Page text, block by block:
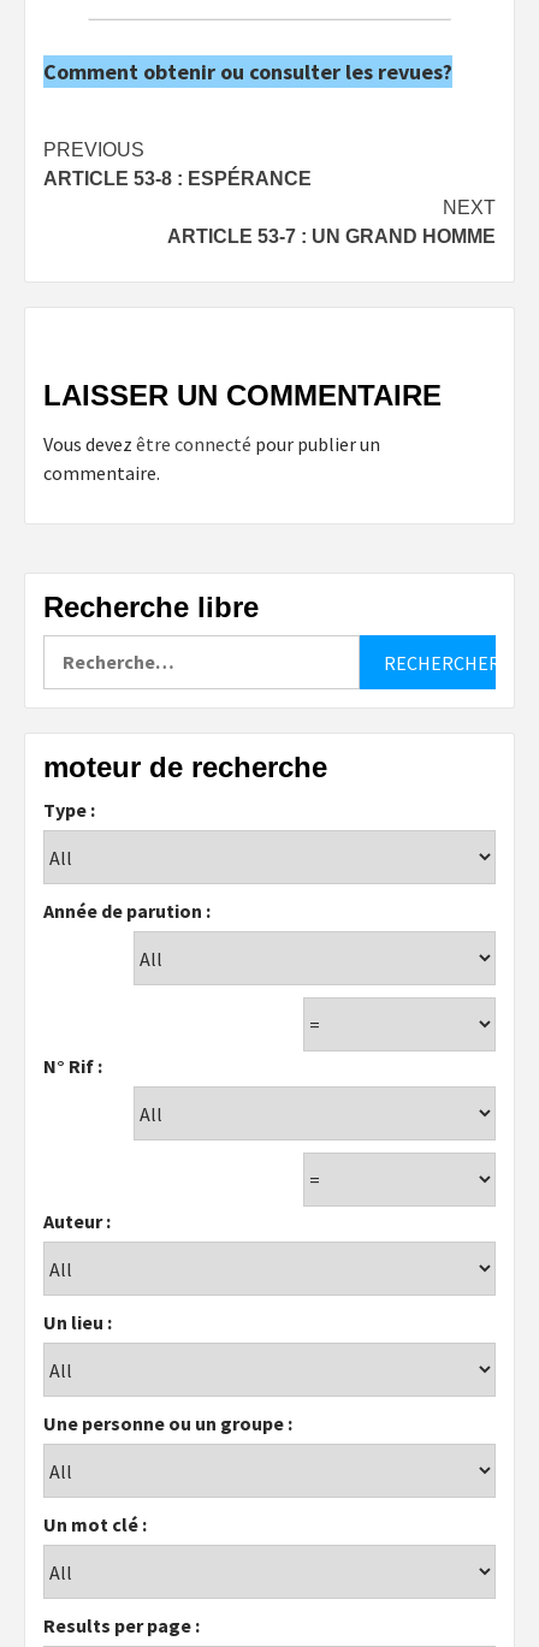
Comment obtenir ou consulter les revues?
Post
navigation
PREVIOUS
ARTICLE 53-8 : ESPÉRANCE
NEXT
ARTICLE 53-7 : UN GRAND HOMME
LAISSER UN COMMENTAIRE
Vous devez être connecté pour publier un
commentaire.
Recherche libre
moteur de recherche
Type :
Année de parution :
N° Rif :
Auteur :
Un lieu :
Une personne ou un groupe :
Un mot clé :
Results per page :